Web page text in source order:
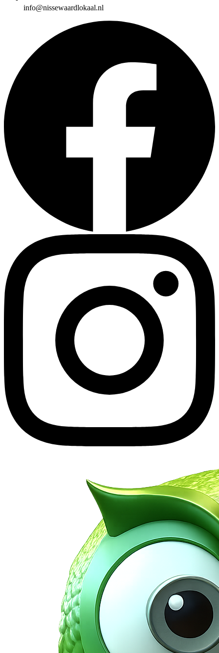
info@nissewaardlokaal.nl